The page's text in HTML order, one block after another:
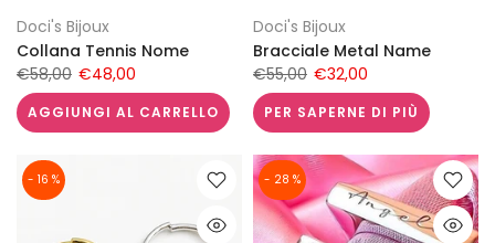
Doci's Bijoux
Collana Tennis Nome
€58,00 €48,00
AGGIUNGI AL CARRELLO
Doci's Bijoux
Bracciale Metal Name
€55,00 €32,00
PER SAPERNE DI PIÙ
- 16 % - 28 %